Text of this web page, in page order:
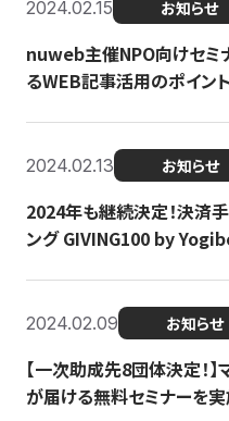
2024.02.15 お知らせ
nuweb主催NPO向けセミ
るWEB記事活用のポイント
2024.02.13 お知らせ
2024年も継続決定！決済
ング GIVING100 by
2024.02.09 お知らせ
【一次助成先8団体決定！
が届ける無料セミナーを